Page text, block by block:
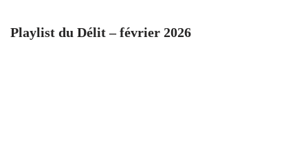
Playlist du Délit – février 2026